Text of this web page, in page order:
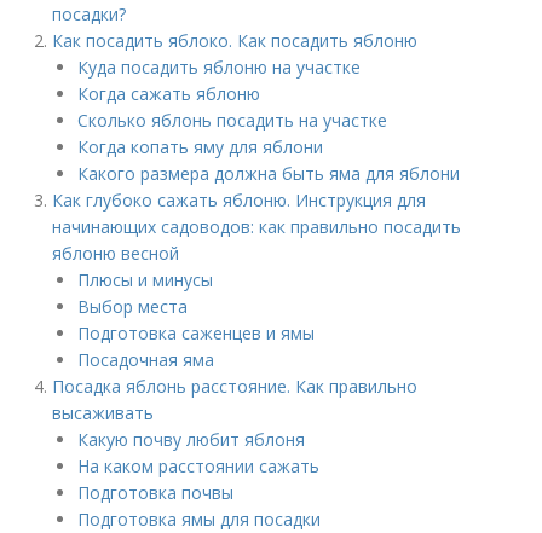
посадки?
Как посадить яблоко. Как посадить яблоню
Куда посадить яблоню на участке
Когда сажать яблоню
Сколько яблонь посадить на участке
Когда копать яму для яблони
Какого размера должна быть яма для яблони
Как глубоко сажать яблоню. Инструкция для
начинающих садоводов: как правильно посадить
яблоню весной
Плюсы и минусы
Выбор места
Подготовка саженцев и ямы
Посадочная яма
Посадка яблонь расстояние. Как правильно
высаживать
Какую почву любит яблоня
На каком расстоянии сажать
Подготовка почвы
Подготовка ямы для посадки